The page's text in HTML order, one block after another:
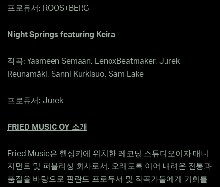
프로듀서: ROOS+BERG
Night Springs featuring Keira
작곡: Yasmeen Semaan, LenoxBeatmaker, Jurek
Reunamäki, Sanni Kurkisuo, Sam Lake
프로듀서: Jurek
FRIED MUSIC OY 소개
Fried Music은 헬싱키에 위치한 레코딩 스튜디오이자 매니
지먼트 및 퍼블리싱 회사로서, 오래도록 이어 내려온 전통과
품질을 바탕으로 핀란드 프로듀서 및 작곡가들에게 기회를